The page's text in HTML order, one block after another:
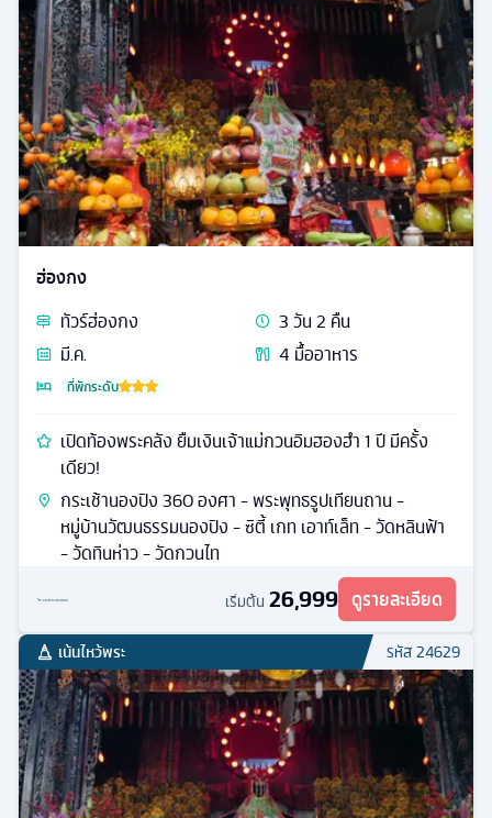
ฮ่องกง
ทัวร์ฮ่องกง 3วัน2 คืน
มี.ค.
4 มื้ออาหาร
ที่พักระดับ
เปิดท้องพระคลัง ยืมเงินเจ้าแม่กวนอิมฮองฮำ 1 ปี มีครั้ง
เดียว!
กระเช้านองปิง 360 องศา - พระพุทธรูปเทียนถาน -
หมู่บ้านวัฒนธรรมนองปิง - ซิตี้ เกท เอาท์เล็ท - วัดหลินฟ้า
- วัดทินห่าว - วัดกวนไท
เริ่มต้น 26,999 ดูรายละเอียด
เน้นไหว้พระ รหัส24629